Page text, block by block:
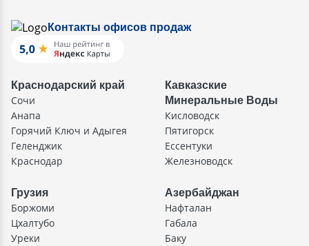
Контакты офисов продаж
Краснодарский край
Сочи
Анапа
Горячий Ключ и Адыгея
Геленджик
Краснодар
Кавказские
Минеральные Воды
Кисловодск
Пятигорск
Ессентуки
Железноводск
Грузия
Боржоми
Цхалтубо
Уреки
Азербайджан
Нафталан
Габала
Баку